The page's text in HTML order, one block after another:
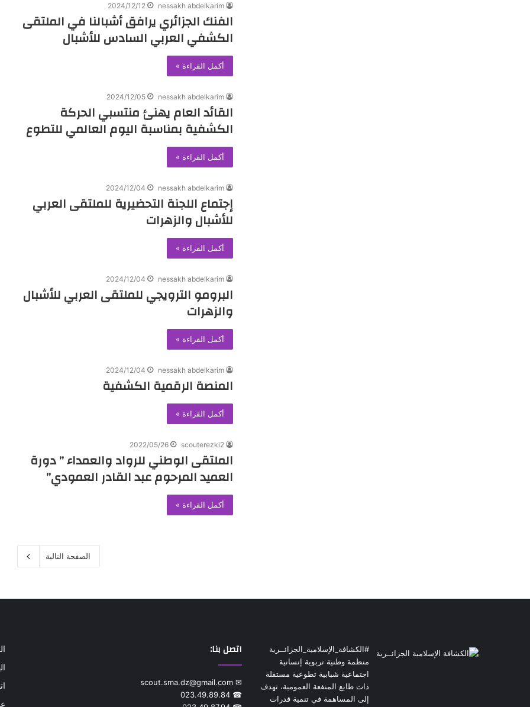
nessakh abdelkarim
2024/12/12
الفنك الجزائري يرافق أشبالنا في الملتقى
الكشفي العربي السادس للأشبال
أكمل القراءة »
nessakh abdelkarim
2024/12/05
القائد العام يهنئ منتسبي الحركة
الكشفية بمناسبة اليوم العالمي للتطوع
أكمل القراءة »
nessakh abdelkarim
2024/12/04
إجتماع اللجنة التحضيرية للملتقى العربي
للأشبال والزهرات
أكمل القراءة »
nessakh abdelkarim
2024/12/04
البرومو الترويجي للملتقى العربي للأشبال
والزهرات
أكمل القراءة »
nessakh abdelkarim
2024/12/04
المنصة الرقمية الكشفية
أكمل القراءة »
scouterezki2
2022/05/26
الملتقى الوطني للرواد والعمداء ” دورة
العميد المرحوم عبد القادر العمودي”
أكمل القراءة »
الصفحة التالية
#الكشافة_الإسلامية_الجزائــرية
منظمة وطنية تربوية إنسانية
اجتماعية شبابية تطوعية مستقلة
ذات طابع المنفعة العمومية، تهدف
إلى المساهمة في تنمية قدرات
اتصل بنا:
✉ scout.sma.dz@gmail.com
☎ 023.49.89.84